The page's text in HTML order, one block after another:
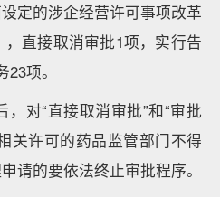
定的涉企经营许可事项改革
直接取消审批1项，实行告
项。
对“直接取消审批”和“审批
关许可的药品监管部门不得
请的要依法终止审批程序。